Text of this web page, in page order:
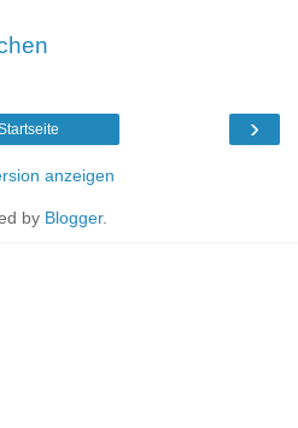
›
anzeigen
by Blogger.